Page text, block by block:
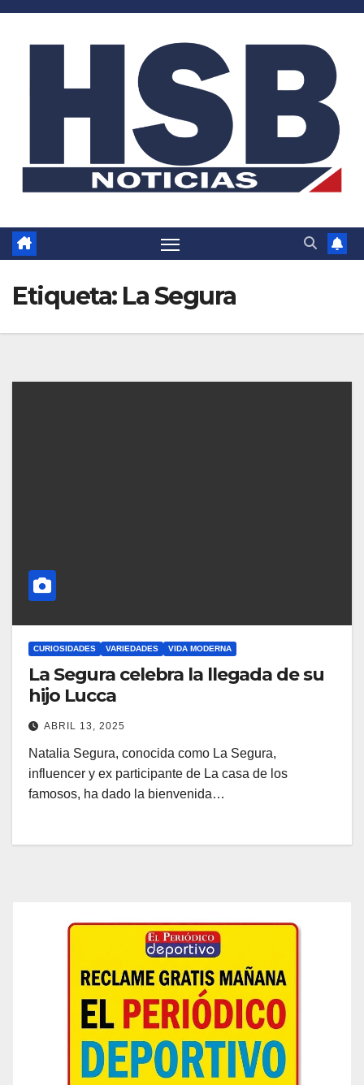
Saltar
Etiqueta: La Segura
CURIOSIDADES VARIEDADES VIDA MODERNA
La Segura celebra la llegada de su
hijo Lucca
ABRIL 13, 2025
Natalia Segura, conocida como La Segura,
influencer y ex participante de La casa de los
famosos, ha dado la bienvenida…